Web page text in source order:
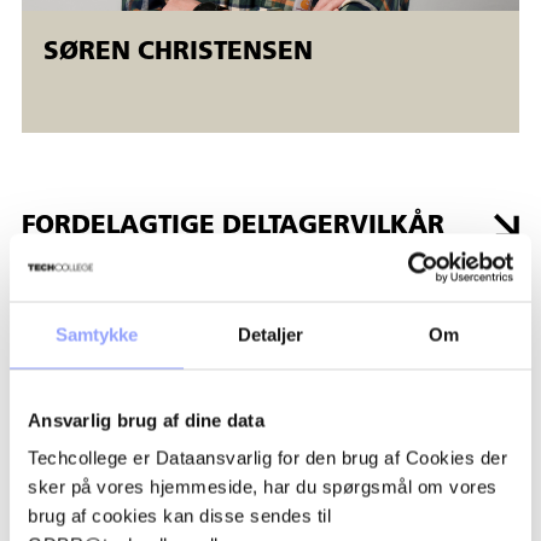
Samtykke Detaljer Om
Ansvarlig brug af dine data
Techcollege er Dataansvarlig for den brug af Cookies der
sker på vores hjemmeside, har du spørgsmål om vores
brug af cookies kan disse sendes til
SØREN CHRISTENSEN
FORDELAGTIGE DELTAGERVILKÅR
BETALINGSBETINGELSER OG
AFBUDSREGLER